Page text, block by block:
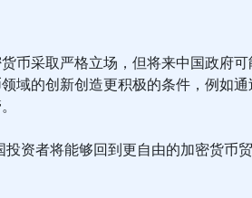
币采取严格立场，但将来中国政府
域的创新创造更积极的条件，例如
资者将能够回到更自由的加密货币